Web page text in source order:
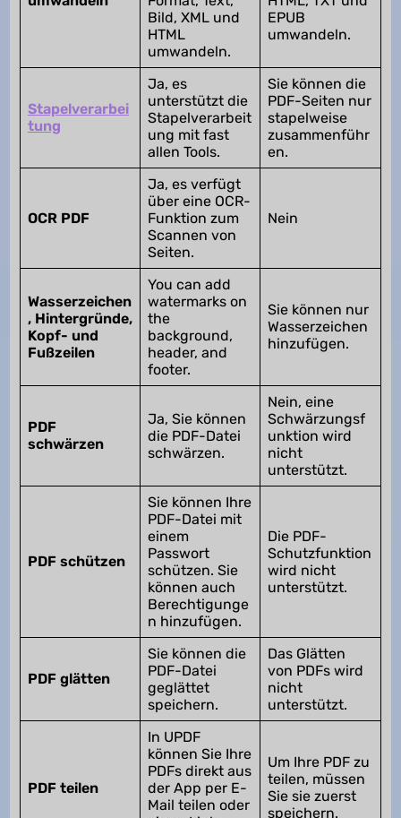
Bild, XML und
HTML
umwandeln.
EPUB
umwandeln.
Stapelverarbei
tung
Ja, es
unterstützt die
Stapelverarbeit
ung mit fast
allen Tools.
Sie können die
PDF-Seiten nur
stapelweise
zusammenführ
en.
OCR PDF
Ja, es verfügt
über eine OCR-
Funktion zum
Scannen von
Seiten.
Nein
Wasserzeichen
, Hintergründe,
Kopf- und
Fußzeilen
You can add
watermarks on
the
background,
header, and
footer.
Sie können nur
Wasserzeichen
hinzufügen.
PDF
schwärzen
Ja, Sie können
die PDF-Datei
schwärzen.
Nein, eine
Schwärzungsf
unktion wird
nicht
unterstützt.
PDF schützen
Sie können Ihre
PDF-Datei mit
einem
Passwort
schützen. Sie
können auch
Berechtigunge
n hinzufügen.
Die PDF-
Schutzfunktion
wird nicht
unterstützt.
PDF glätten
Sie können die
PDF-Datei
geglättet
speichern.
Das Glätten
von PDFs wird
nicht
unterstützt.
PDF teilen
In UPDF
können Sie Ihre
PDFs direkt aus
der App per E-
Mail teilen oder
Um Ihre PDF zu
teilen, müssen
Sie sie zuerst
speichern.